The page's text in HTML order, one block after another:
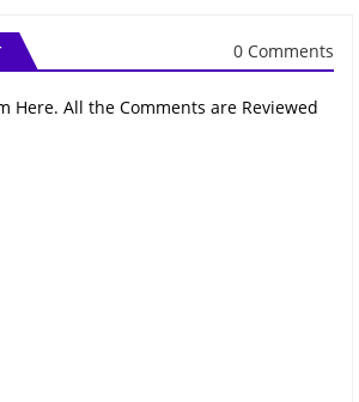
0 Comments
Here. All the Comments are Reviewed